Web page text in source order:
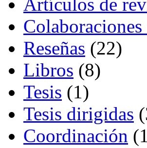
Artículos de
Reseñas (22)
Libros (8)
Tesis (1)
Tesis dirigidas
Coordinación